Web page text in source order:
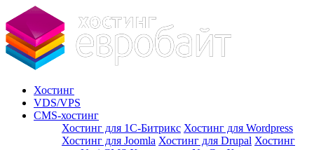
Хостинг
VDS/VPS
CMS-хостинг
Хостинг для 1С-Битрикс Хостинг для Wordpress
Хостинг для Joomla Хостинг для Drupal Хостинг